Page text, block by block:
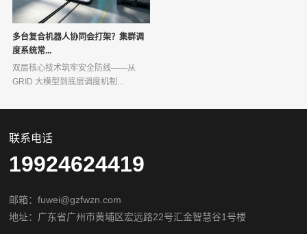
多台复合机器人协同会打架？集群调
度系统常...
双层核心技术筑牢安全防线——从
GRID 大模型到底层调度机制...
联系电话
19924624419
邮箱：fuwei@gzfwzn.com
地址：广东省广州市黄埔区宏远路22号汇金智慧谷1号楼